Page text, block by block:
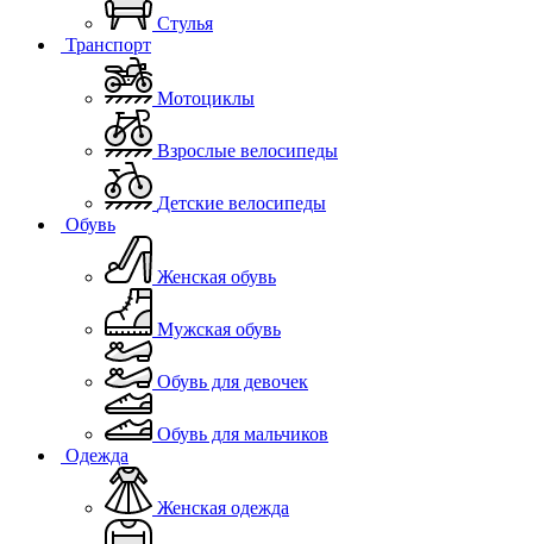
Стулья
Транспорт
Мотоциклы
Взрослые велосипеды
Детские велосипеды
Обувь
Женская обувь
Мужская обувь
Обувь для девочек
Обувь для мальчиков
Одежда
Женская одежда